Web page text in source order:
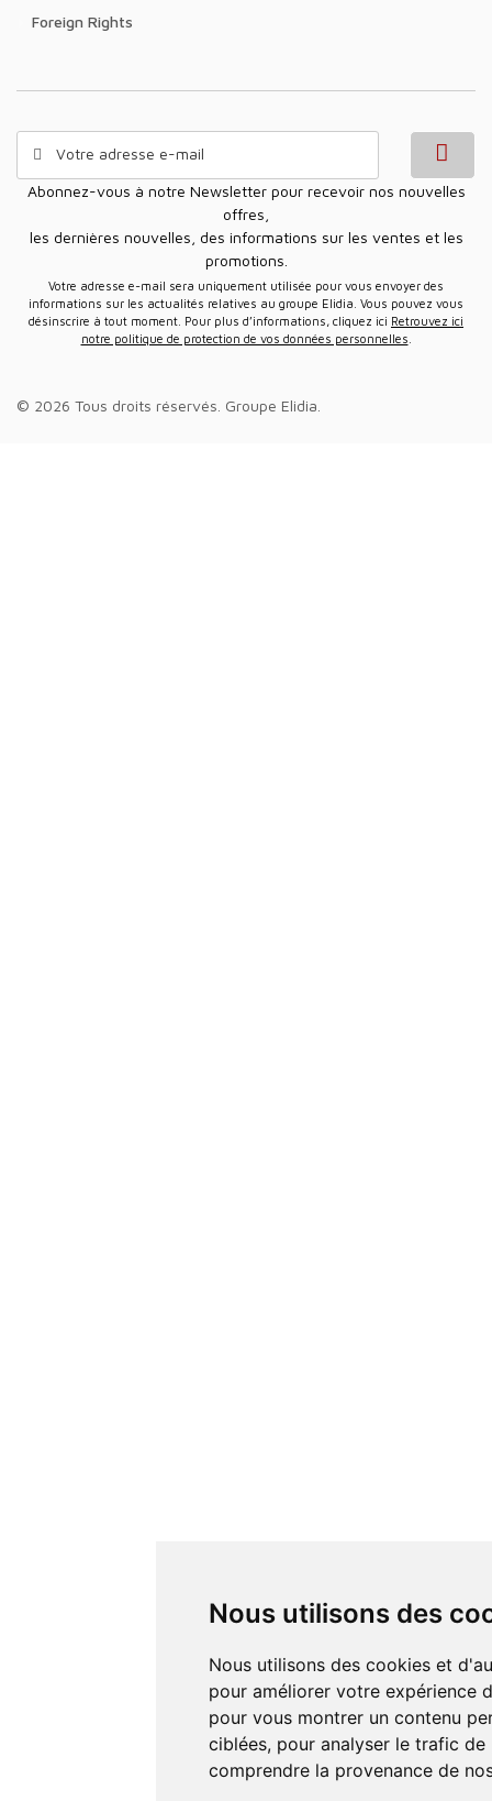
Nous utilisons des
Nous utilisons des cookies et d'autres technologies de suivi
pour améliorer votre expérience
pour vous montrer un contenu
ciblées, pour analyser le trafic
comprendre la provenance de
Foreign Rights
Abonnez-vous à notre Newsletter pour recevoir nos nouvelles
offres,
les dernières nouvelles, des informations sur les ventes et les
promotions.
Votre adresse e-mail sera uniquement utilisée pour vous envoyer des
informations sur les actualités relatives au groupe Elidia. Vous pouvez vous
désinscrire à tout moment. Pour plus d’informations, cliquez ici Retrouvez ici
notre politique de protection de vos données personnelles
© 2026 Tous droits réservés. Groupe Elidia